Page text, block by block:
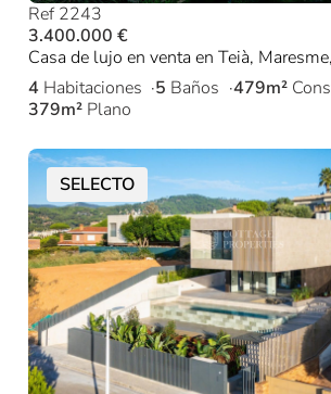
Ref 2243
3.400.000 €
Casa de lujo en venta en Teià,
4 Habitaciones 5 Baños 479m²
379m² Plano
SELECTO